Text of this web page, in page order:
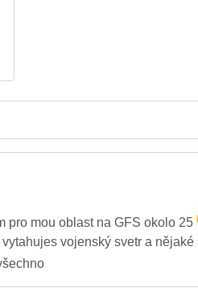
pro mou oblast na GFS okolo 25
vojenský svetr a